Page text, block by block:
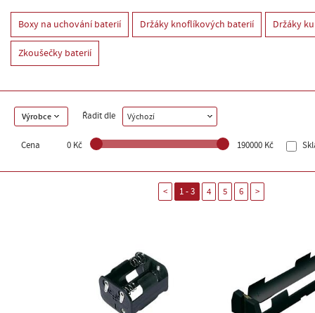
Boxy na uchování baterií Držáky knoflíkových baterií Držáky
Zkoušečky baterií
Výrobce Řadit dle Výchozí
Cena 0 Kč 190000 Kč
< 1 - 3 4 5 6 >